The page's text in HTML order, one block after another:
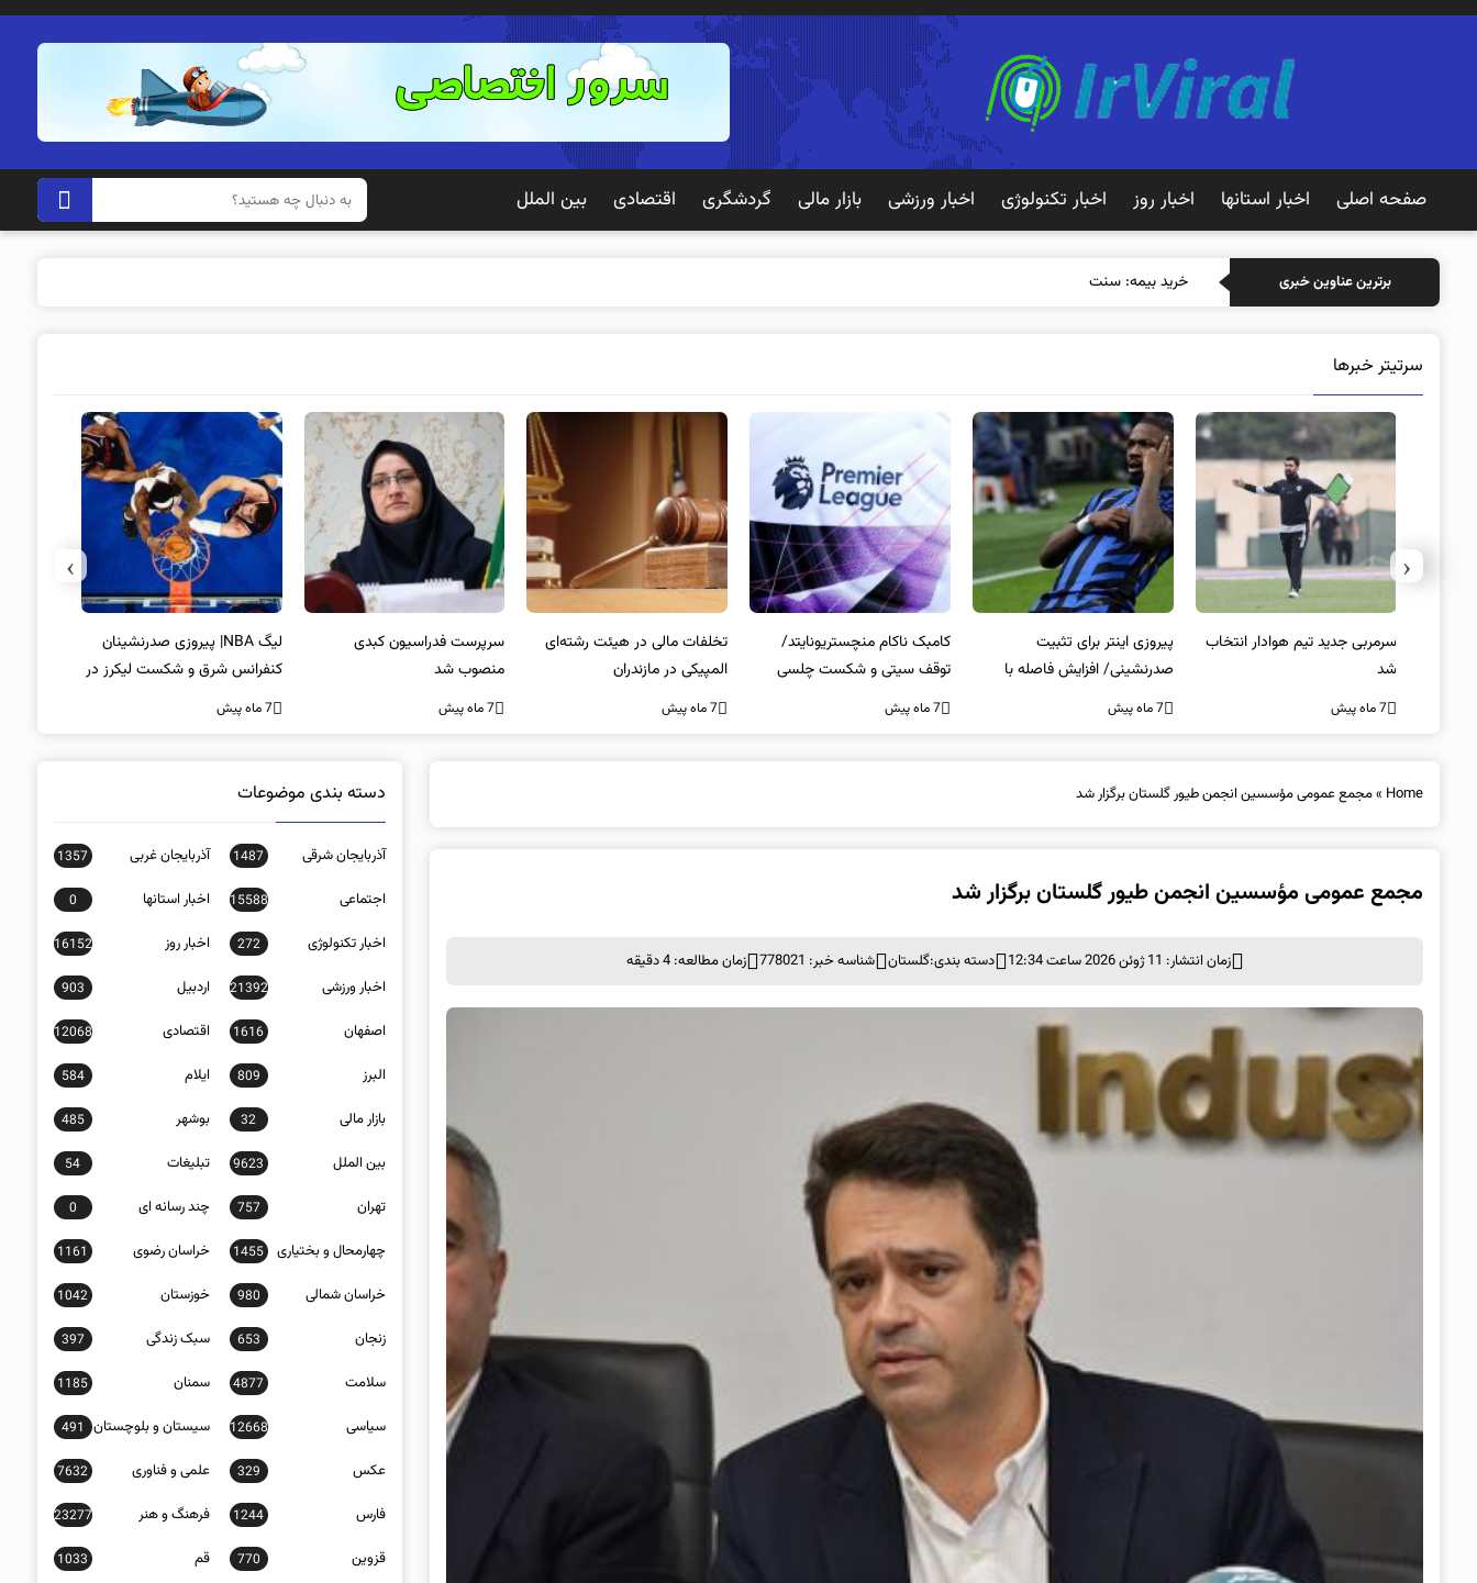
صفحه اصلی اخبار استانها اخبار روز اخبار تکنولوژی اخبار ورزشی بازار مالی گردشگری اقتصادی بین الملل
برترین عناوین خبری خرید بیمه: سنتی یا آنلاین؟ کدام
سرتیتر خبرها
سرمربی جدید تیم هوادار انتخاب
شد
7 ماه پیش
پیروزی اینتر برای تثبیت
صدرنشینی/ افزایش فاصله با
ناپولی
7 ماه پیش
کامبک ناکام منچستریونایتد/
توقف سیتی و شکست چلسی
7 ماه پیش
تخلفات مالی در هیئت رشته‌ای
المپیکی در مازندران
7 ماه پیش
سرپرست فدراسیون کبدی
منصوب شد
7 ماه پیش
لیگ NBA| پیروزی صدرنشینان
کنفرانس شرق و شکست لیکرز در
غیاب جیمز
7 ماه پیش
‹
›
Home
»مجمع عمومی مؤسسین انجمن طیور گلستان برگزار شد
مجمع عمومی مؤسسین انجمن طیور گلستان برگزار شد
زمان انتشار: 11 ژوئن 2026 ساعت 12:34 دسته بندی:گلستان شناسه خبر: 778021 زمان مطالعه: 4 دقیقه
دسته بندی موضوعات
آذربایجان شرقی 1487 آذربایجان غربی 1357
اجتماعی 15588 اخبار استانها 0
اخبار تکنولوژی 272 اخبار روز 16152
اخبار ورزشی 21392 اردبیل 903
اصفهان 1616 اقتصادی 12068
البرز 809 ایلام 584
بازار مالی 32 بوشهر 485
بین الملل 9623 تبلیغات 54
تهران 757 چند رسانه ای 0
چهارمحال و بختیاری 1455 خراسان رضوی 1161
خراسان شمالی 980 خوزستان 1042
زنجان 653 سبک زندگی 397
سلامت 4877 سمنان 1185
سیاسی 12668 سیستان و بلوچستان 491
عکس 329 علمی و فناوری 7632
فارس 1244 فرهنگ و هنر 23277
قزوین 770 قم 1033